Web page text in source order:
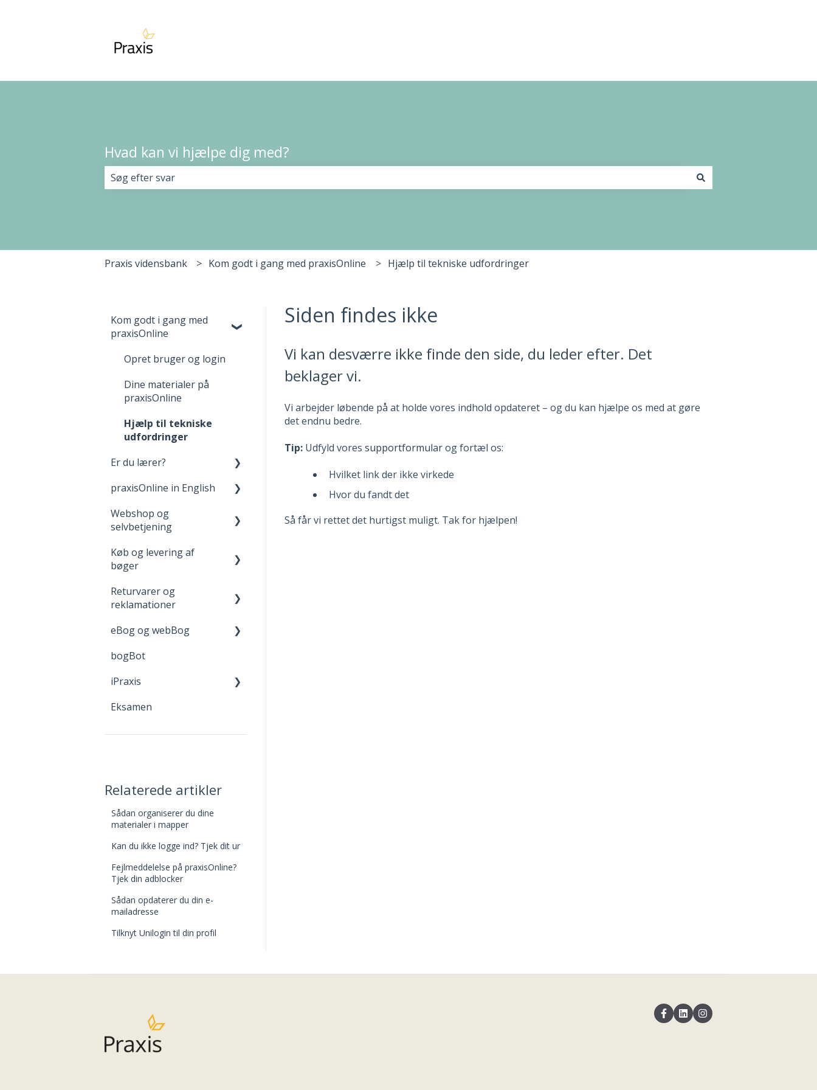
Hvad kan vi hjælpe dig med?
Praxis vidensbank Kom godt i gang med praxisOnline Hjælp til tekniske udfordringer
Siden findes ikke
Vi kan desværre ikke finde den side, du leder efter. Det
beklager vi.
Vi arbejder løbende på at holde vores indhold opdateret – og du kan hjælpe os med at gøre
det endnu bedre.
Tip:Udfyld vores supportformularog fortæl os:
Hvilket link der ikke virkede
Hvor du fandt det
Så får vi rettet det hurtigst muligt. Tak for hjælpen!
Kom godt i gang med
praxisOnline
Opret bruger og login
Dine materialer på
praxisOnline
Hjælp til tekniske
udfordringer
Er du lærer?
Fagpakker
webBog og eBog+
FGU - pædagogiske
praxisOnline in English
Manage Your Account
praxisOnline
Issues
Webshop og
selvbetjening
Opret bruger og login
Køb og levering af
bøger
Levering
materialer
Returvarer og
reklamationer
Returnering
Reklamation
Fortrydelsesret
eBog og webBog
Kom godt i gang med
bogBot
iPraxis
iPraxis - kom i gang!
iPraxis for elever
Opgaver og aflevering
Bedømmelse og
Quizspørgsmål og
spørgsmålsbank
Aktiviteter
Eksamen
Relaterede artikler
Sådan organiserer du dine
materialer i mapper
Kan du ikke logge ind? Tjek dit ur
Fejlmeddelelse på praxisOnline?
Tjek din adblocker
Sådan opdaterer du din e-
mailadresse
Tilknyt Unilogin til din profil